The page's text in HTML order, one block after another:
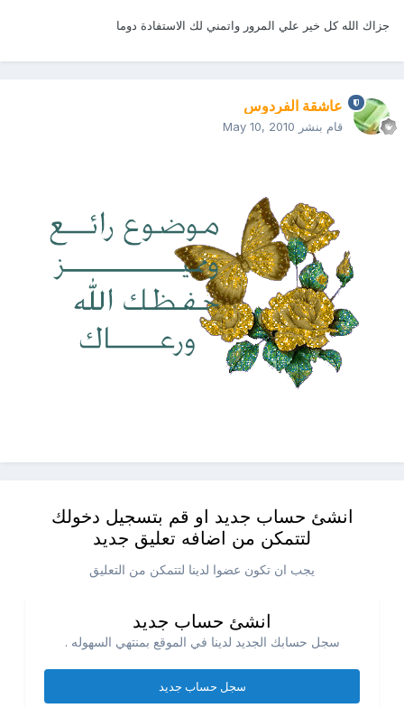
جزاك الله كل خير علي المرور واتمني لك الاستفادة دوما
عاشقة الفردوس
قام بنشر May 10, 2010
انشئ حساب جديد او قم بتسجيل دخولك
لتتمكن من اضافه تعليق جديد
يجب ان تكون عضوا لدينا لتتمكن من التعليق
انشئ حساب جديد
سجل حسابك الجديد لدينا في الموقع بمنتهي السهوله .
سجل حساب جديد